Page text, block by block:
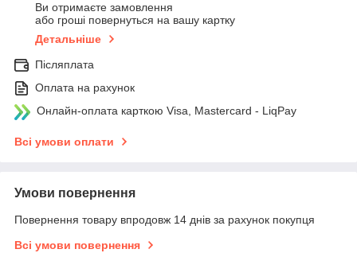
Ви отримаєте замовлення
або гроші повернуться на вашу картку
Детальніше
Післяплата
Оплата на рахунок
Онлайн-оплата карткою Visa, Mastercard - LiqPay
Всі умови оплати
Умови повернення
Повернення товару впродовж 14 днів за рахунок покупця
Всі умови повернення